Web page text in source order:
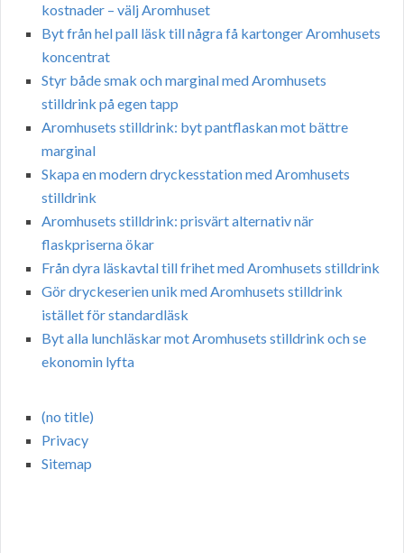
kostnader – välj Aromhuset
Byt från hel pall läsk till några få kartonger Aromhusets
koncentrat
Styr både smak och marginal med Aromhusets
stilldrink på egen tapp
Aromhusets stilldrink: byt pantflaskan mot bättre
marginal
Skapa en modern dryckesstation med Aromhusets
stilldrink
Aromhusets stilldrink: prisvärt alternativ när
flaskpriserna ökar
Från dyra läskavtal till frihet med Aromhusets stilldrink
Gör dryckeserien unik med Aromhusets stilldrink
istället för standardläsk
Byt alla lunchläskar mot Aromhusets stilldrink och se
ekonomin lyfta
(no title)
Privacy
Sitemap